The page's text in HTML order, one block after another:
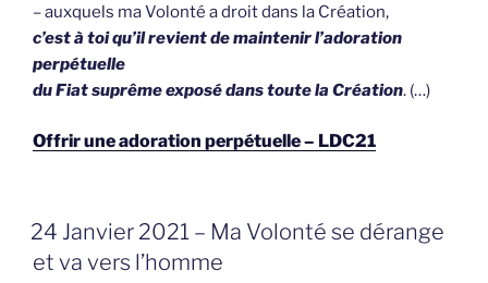
– auxquels ma Volonté a droit dans la Création,
c’est à toi qu’il revientde maintenir l’adoration
perpétuelle
du Fiat suprême exposé dans toute la Création. (…)
Offrir une adoration perpétuelle – LDC21
GEPLAATST
OP
24 Janvier 2021 – Ma Volonté se dérange
et va vers l’homme